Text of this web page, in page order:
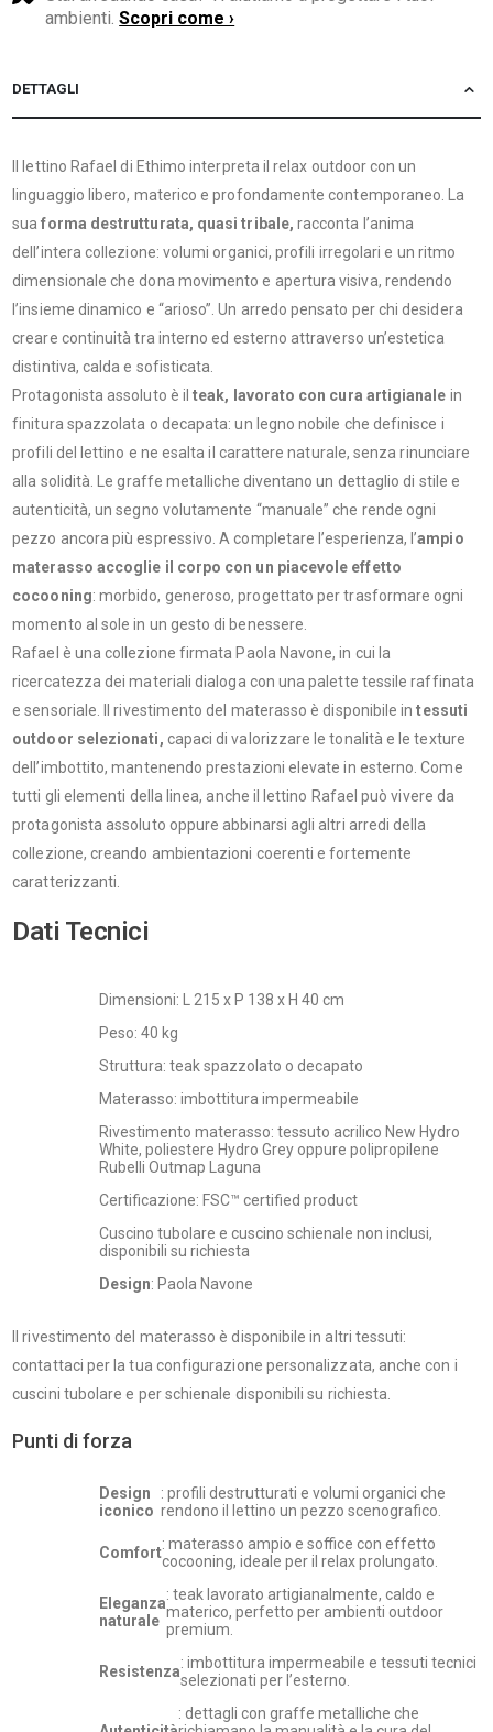
ambienti.Scopri come ›
DETTAGLI
Il lettino Rafael di Ethimo interpreta il relax outdoor con un
linguaggio libero, materico e profondamente contemporaneo. La
suaforma destrutturata, quasi tribale, racconta l’anima
dell’intera collezione: volumi organici, profili irregolari e un ritmo
dimensionale che dona movimento e apertura visiva, rendendo
l’insieme dinamico e “arioso”. Un arredo pensato per chi desidera
creare continuità tra interno ed esterno attraverso un’estetica
distintiva, calda e sofisticata.
Protagonista assoluto è ilteak, lavorato con cura artigianale in
finitura spazzolata o decapata: un legno nobile che definisce i
profili del lettino e ne esalta il carattere naturale, senza rinunciare
alla solidità. Le graffe metalliche diventano un dettaglio di stile e
autenticità, un segno volutamente “manuale” che rende ogni
pezzo ancora più espressivo. A completare l’esperienza, l’ampio
materasso accoglie il corpo con un piacevole effetto
cocooning: morbido, generoso, progettato per trasformare ogni
momento al sole in un gesto di benessere.
Rafael è una collezione firmata Paola Navone, in cui la
ricercatezza dei materiali dialoga con una palette tessile raffinata
e sensoriale. Il rivestimento del materasso è disponibile in tessuti
outdoor selezionati, capaci di valorizzare le tonalità e le texture
dell’imbottito, mantenendo prestazioni elevate in esterno. Come
tutti gli elementi della linea, anche il lettino Rafael può vivere da
protagonista assoluto oppure abbinarsi agli altri arredi della
collezione, creando ambientazioni coerenti e fortemente
caratterizzanti.
Dati Tecnici
Dimensioni: L 215 x P 138 x H 40 cm
Peso: 40 kg
Struttura: teak spazzolato o decapato
Materasso: imbottitura impermeabile
Rivestimento materasso: tessuto acrilico New Hydro
White, poliestere Hydro Grey oppure polipropilene
Rubelli Outmap Laguna
Certificazione: FSC™ certified product
Cuscino tubolare e cuscino schienale non inclusi,
disponibili su richiesta
Design: Paola Navone
Il rivestimento del materasso è disponibile in altri tessuti:
contattaci per la tua configurazione personalizzata, anche con i
cuscini tubolare e per schienale disponibili su richiesta.
Punti di forza
Design
iconico
: profili destrutturati e volumi organici che
rendono il lettino un pezzo scenografico.
Comfort: materasso ampio e soffice con effetto
cocooning, ideale per il relax prolungato.
Eleganza
naturale
: teak lavorato artigianalmente, caldo e
materico, perfetto per ambienti outdoor
premium.
Resistenza: imbottitura impermeabile e tessuti tecnici
selezionati per l’esterno.
: dettagli con graffe metalliche che